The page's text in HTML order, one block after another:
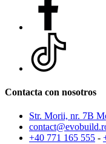
Contacta con nosotros
Str. Morii, nr. 7B
+40 771 165 555 -